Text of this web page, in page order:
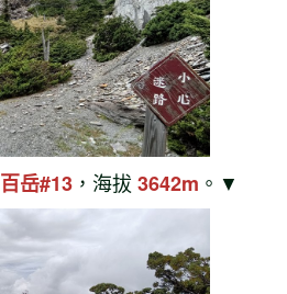
百岳#13 ，海拔 3642m 。▼